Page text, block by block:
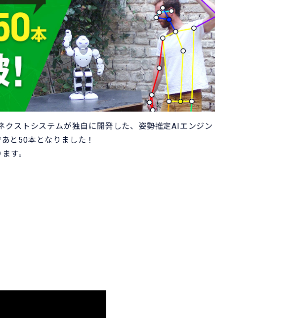
ストシステムが独自に開発した、姿勢推定AIエンジン
と50本となりました！
す。